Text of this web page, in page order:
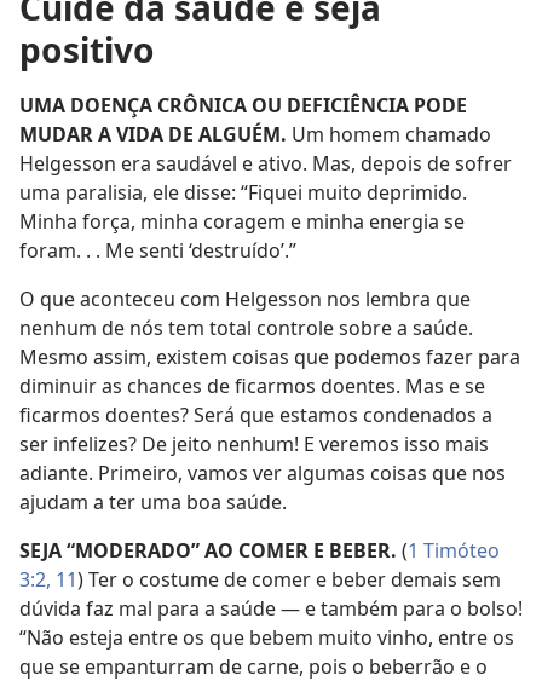
positivo
UMA DOENÇA CRÔNICA OU DEFICIÊNCIA PODE
MUDAR A VIDA DE ALGUÉM. Um homem chamado
Helgesson era saudável e ativo. Mas, depois de sofrer
uma paralisia, ele disse: “Fiquei muito deprimido.
Minha força, minha coragem e minha energia se
foram. . . Me senti ‘destruído’.”
O que aconteceu com Helgesson nos lembra que
nenhum de nós tem total controle sobre a saúde.
Mesmo assim, existem coisas que podemos fazer para
diminuir as chances de ficarmos doentes. Mas e se
ficarmos doentes? Será que estamos condenados a
ser infelizes? De jeito nenhum! E veremos isso mais
adiante. Primeiro, vamos ver algumas coisas que nos
ajudam a ter uma boa saúde.
SEJA “MODERADO” AO COMER E BEBER. (1 Timóteo
3:2, 11) Ter o costume de comer e beber demais sem
dúvida faz mal para a saúde — e também para o bolso!
“Não esteja entre os que bebem muito vinho, entre os
que se empanturram de carne, pois o beberrão e o